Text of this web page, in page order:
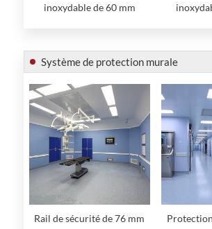
inoxydable de 60 mm
Système de protection murale
Rail de sécurité de 76 mm